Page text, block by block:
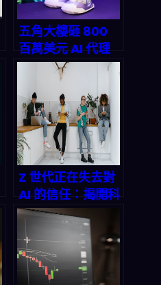
五角大樓砸 800
百萬美元 AI 代理
合約：2026 年個
人自動化躺平機會
來了？
Z 世代正在失去對
AI 的信任：揭開科
技原住民的職場焦
慮與信任危機